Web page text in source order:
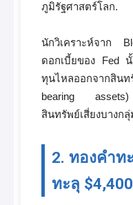
ภูมิรัฐศาสตร์โลก.
นักวิเคราะห์จาก
ดอกเบี้ยของ Fed
ทุนไหลออกจากสิน
bearing assets)
สินทรัพย์เสี่ยงบางกลุ่
2. ทองคำท
ทะลุ